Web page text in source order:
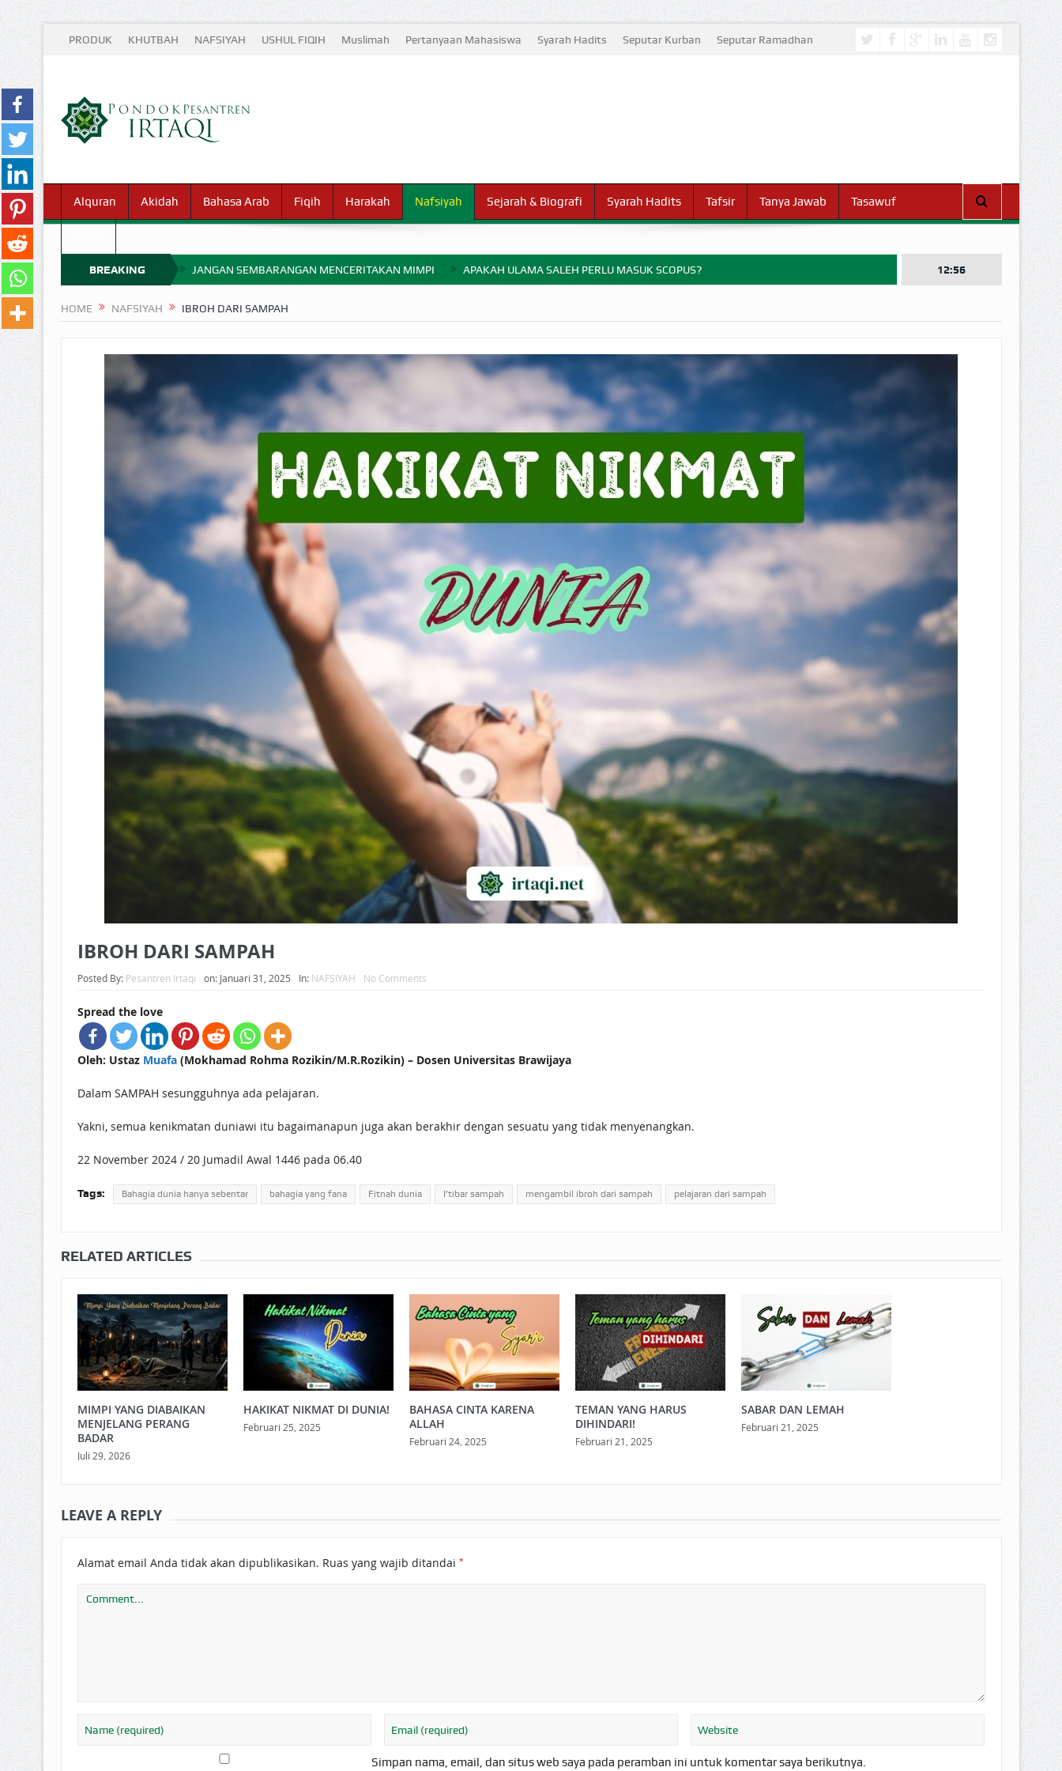
PRODUK KHUTBAH NAFSIYAH USHUL FIQIH Muslimah Pertanyaan Mahasiswa Syarah Hadits Seputar Kurban Seputar Ramadhan
Alquran Akidah Bahasa Arab Fiqih Harakah Nafsiyah Sejarah & Biografi Syarah Hadits Tafsir Tanya Jawab Tasawuf
BREAKING
NEWS
JANGAN SEMBARANGAN MENCERITAKAN MIMPI APAKAH ULAMA SALEH PERLU MASUK SCOPUS?
BAGAIMANA CARA MEMBAYAR ZAKAT UANG? UANG HARAM BISA MENJADI HALAL JIKA SEBAB KEPEMILIKANNYA BERUBAH
ISTIDLAL BATIL VS ISTIDLAL SYAR’I HUKUM MEMBAYAR ZAKAT DENGAN CARA MENGANGSUR
HUKUM MEMBAYAR ZAKAT KEPADA KERABAT SENDIRI
12:56
HOME NAFSIYAH IBROH DARI SAMPAH
IBROH DARI SAMPAH
Posted By: Pesantren Irtaqi on: Januari 31, 2025 In: NAFSIYAH No Comments
Spread the love
Oleh: Ustaz Muafa(Mokhamad Rohma Rozikin/M.R.Rozikin) – Dosen Universitas Brawijaya
Dalam SAMPAH sesungguhnya ada pelajaran.
Yakni, semua kenikmatan duniawi itu bagaimanapun juga akan berakhir dengan sesuatu yang tidak menyenangkan.
22 November 2024 / 20 Jumadil Awal 1446 pada 06.40
Tags: Bahagia dunia hanya sebentar bahagia yang fana Fitnah dunia I’tibar sampah mengambil ibroh dari sampah pelajaran dari sampah
RELATED ARTICLES
MIMPI YANG DIABAIKAN
MENJELANG PERANG
BADAR
Juli 29, 2026
HAKIKAT NIKMAT DI DUNIA!
Februari 25, 2025
BAHASA CINTA KARENA
ALLAH
Februari 24, 2025
TEMAN YANG HARUS
DIHINDARI!
Februari 21, 2025
SABAR DAN LEMAH
Februari 21, 2025
LEAVE A REPLY
Alamat email Anda tidak akan dipublikasikan. Ruas yang wajib ditandai *
Simpan nama, email, dan situs web saya pada peramban ini untuk komentar saya berikutnya.